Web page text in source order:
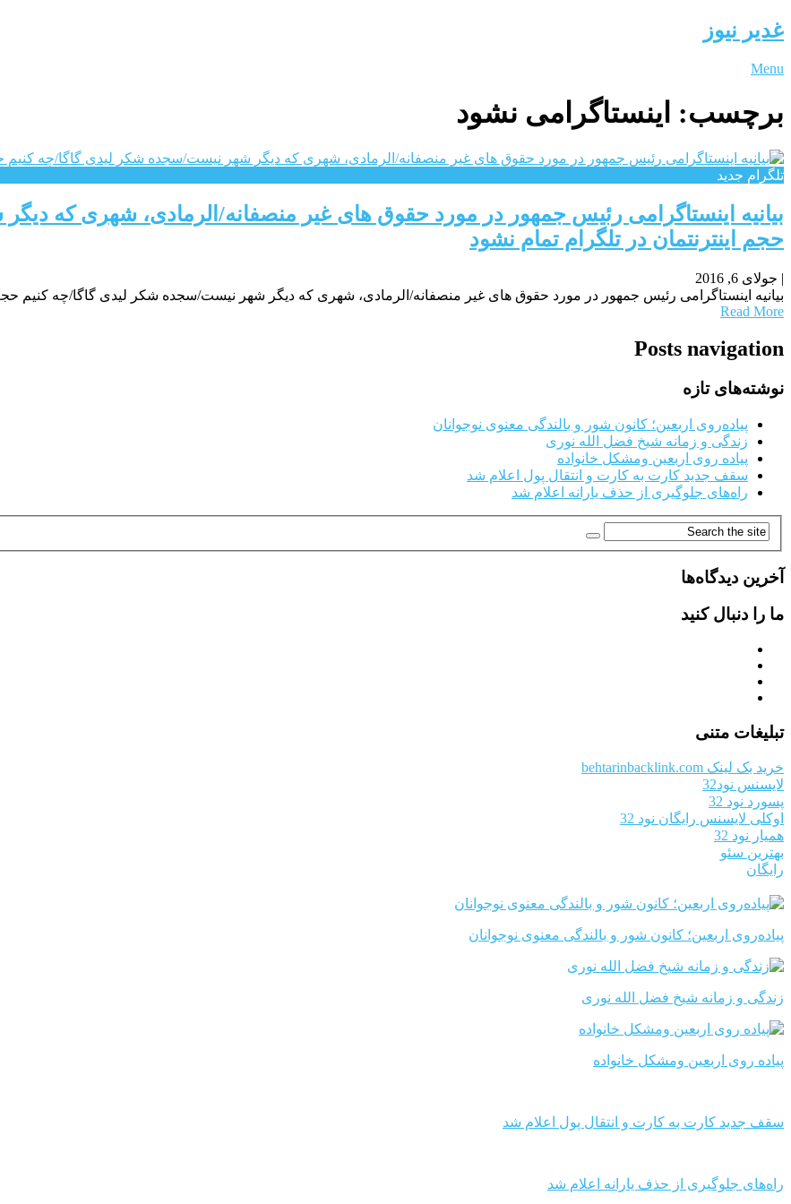
غدیر نیوز
Menu
برچسب: اینستاگرامی نشود
تلگرام جدید
بیانیه اینستاگرامی رئیس جمهور در مورد حقوق های غیر منصفانه/الرمادی، شهری که
حجم اینترنتمان در تلگرام تمام نشود
| جولای 6, 2016
بیانیه اینستاگرامی رئیس جمهور در مورد حقوق های غیر منصفانه/الرمادی، شهری که دیگر شهر نیست/سجده شکر لیدی گاگا/چه کنیم حجم
Read More
Posts navigation
نوشته‌های تازه
پیاده‌روی اربعین؛ کانون شور و بالندگی معنوی نوجوانان
زندگی و زمانه شیخ فضل الله نوری
پیاده روی اربعین ومشکل خانواده
سقف جدید کارت به کارت و انتقال پول اعلام شد
راه‌های جلوگیری از حذف یارانه اعلام شد
آخرین دیدگاه‌ها
ما را دنبال کنید
تبلیغات متنی
خرید بک لینک behtarinbacklink.com
لایسنس نود32
پسورد نود 32
اوکلی لایسنس رایگان نود 32
همیار نود 32
بهترین سئو
رایگان
پیاده‌روی اربعین؛ کانون شور و بالندگی معنوی نوجوانان
زندگی و زمانه شیخ فضل الله نوری
پیاده روی اربعین ومشکل خانواده
سقف جدید کارت به کارت و انتقال پول اعلام شد
راه‌های جلوگیری از حذف یارانه اعلام شد